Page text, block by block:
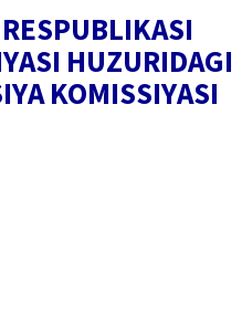
HUZURIDAGI
KOMISSIYASI